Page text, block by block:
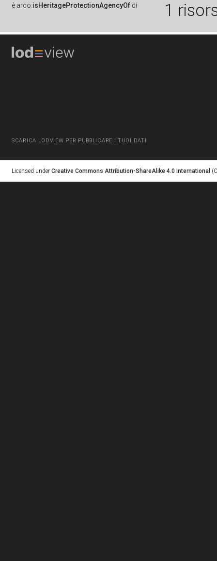
è arco:isHeritageProtectionAgencyOf di 1
SCARICA LODVIEW PER PUBBLICARE I TUOI DATI
Licensed under Creative Commons Attribution-ShareAlike 4.0 International